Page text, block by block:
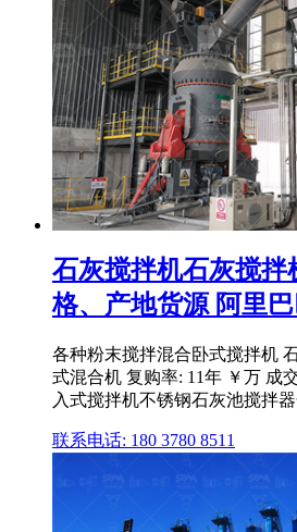
石灰搅拌机石灰搅拌
格、产地货源 阿里
各种粉末搅拌混合卧式搅拌机
式混合机 复购率: 11年 ￥万 成
入式搅拌机不锈钢石灰池搅拌
联系电话: 180 3780 8511